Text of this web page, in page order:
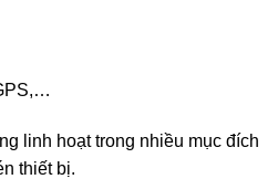
linh hoạt trong nhiều mục đích
thiết bị.